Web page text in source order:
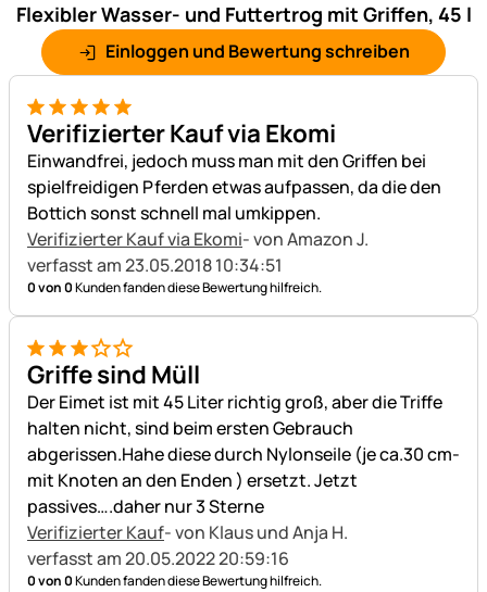
Flexibler Wasser- und Futtertrog mit Griffen, 45 l
Einloggen und Bewertung schreiben
5 von 5
Verifizierter Kauf via Ekomi
Einwandfrei, jedoch muss man mit den Griffen bei
spielfreidigen Pferden etwas aufpassen, da die den
Bottich sonst schnell mal umkippen.
Verifizierter Kauf via Ekomi- von Amazon J.
verfasst am 23.05.2018 10:34:51
0 von 0Kunden fanden diese Bewertung hilfreich.
3 von 5
Griffe sind Müll
Der Eimet ist mit 45 Liter richtig groß, aber die Triffe
halten nicht, sind beim ersten Gebrauch
abgerissen.Hahe diese durch Nylonseile (je ca.30 cm-
mit Knoten an den Enden ) ersetzt. Jetzt
passives….daher nur 3 Sterne
Verifizierter Kauf- von Klaus und Anja H.
verfasst am 20.05.2022 20:59:16
0 von 0Kunden fanden diese Bewertung hilfreich.